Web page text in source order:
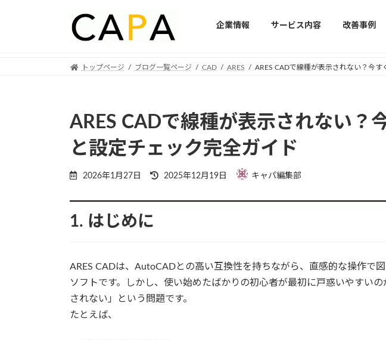
企業情報 サービス内容 改善事例
トップページ ブログ一覧ページ CAD ARES ARES CADで線種が表示されない？今
ARES CADで線種が表示されない？
と設定チェック完全ガイド
2026年1月27日
Last
updated
2025年12月19日 キャパ編集部
1. はじめに
ARES CADは、AutoCADとの高い互換性を持ちながら、直感的な操作で
ソフトです。しかし、使い始めたばかりの初心者が最初に戸惑いやすい
されない」という問題です。
たとえば、